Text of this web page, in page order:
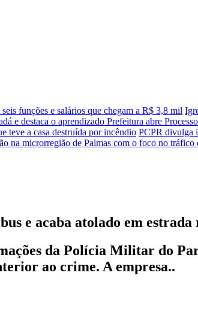
funções e salários que chegam a R$ 3,8 mil
e destaca o aprendizado Prefeitura abre
teve a casa destruída por incêndio PCPR divulga
na microrregião de Palmas com o foco no tráfico
e acaba atolado em
da Polícia Militar do
ao crime. A empresa..